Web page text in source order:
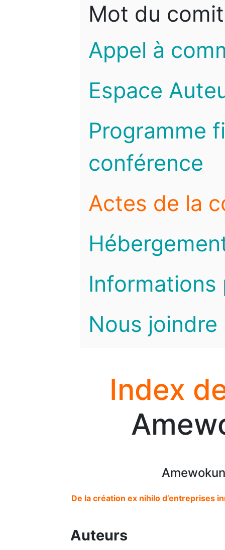
Mot du
Appel à
Espace
Programme
conférence
Actes de la
Informations
Nous joindre
Index
De la création ex nihilo d’entreprises
Auteurs